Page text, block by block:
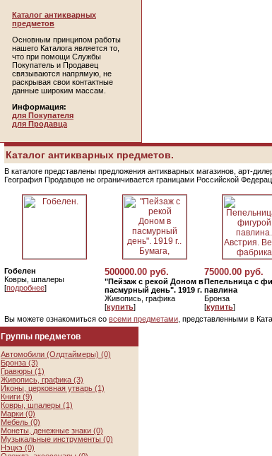
Каталог антикварных
предметов
Основным принципом работы
нашего Каталога является то,
что при помощи Службы
Покупатель и Продавец
связываются напрямую, не
раскрывая свои контактные
данные широким массам.
Информация:
для Покупателя
для Продавца
Каталог антикварных предметов.
В каталоге представлены предложения антикварных магазинов, арт-
География Продавцов не ограничивается границами Российской
Гобелен
Ковры, шпалеры
[подробнее]
500000.00 руб.
"Пейзаж с рекой Доном в
пасмурный день". 1919 г.
Живопись, графика
[купить]
75000.00 руб.
Пепельница с
павлина
Бронза
[купить]
Вы можете ознакомиться со всеми предметами , представленными в
Группы предметов
Автомобили (Олдтаймеры) (0)
Бронза (3)
Гравюры (1)
Живопись, графика (3)
Иконы, церковная утварь (1)
Книги (9)
Ковры, шпалеры (1)
Марки (0)
Мебель (0)
Монеты, денежные знаки (0)
Музыкальные инструменты (0)
Нэцкэ (0)